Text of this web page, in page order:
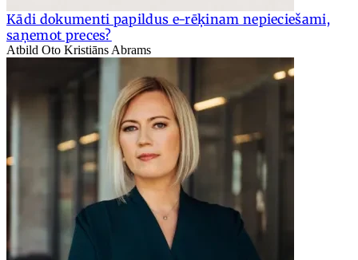
Kādi dokumenti papildus e-rēķinam nepieciešami,
saņemot preces?
Atbild Oto Kristiāns Abrams